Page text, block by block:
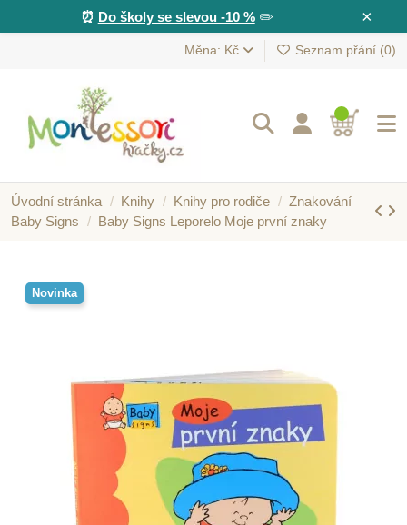
×
⏰ Do školy se slevou -10 %✏️
Měna: Kč Seznam přání (0)
Úvodní stránka Knihy Knihy pro rodiče
Znakování
Baby Signs
Baby Signs Leporelo Moje první znaky
Novinka